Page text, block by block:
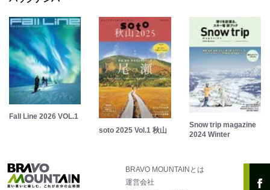
Fall Line 2026 VOL.1
soto 2025 Vol.1 秋山
Snow trip magazine
2024 Winter
BRAVO MOUNTAINとは
運営会社